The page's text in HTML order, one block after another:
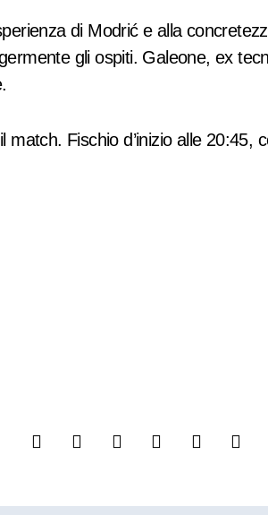
di Modrić e alla
gli ospiti. Galeone, ex
Fischio d’inizio alle